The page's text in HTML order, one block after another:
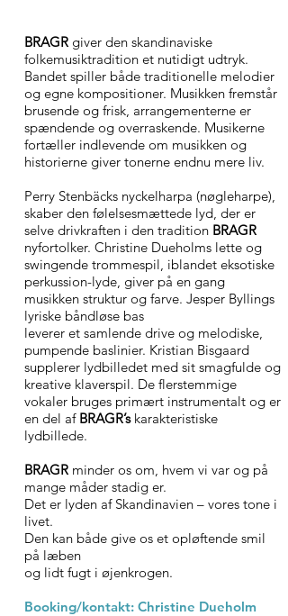
BRAGR giver den skandinaviske
folkemusiktradition et nutidigt udtryk.
Bandet spiller både traditionelle melodier
og egne kompositioner. Musikken fremstår
brusende og frisk, arrangementerne er
spændende og overraskende. Musikerne
fortæller indlevende om musikken og
historierne giver tonerne endnu mere liv.
Perry Stenbäcks nyckelharpa (nøgleharpe),
skaber den følelsesmættede lyd, der er
selve drivkraften i den tradition BRAGR
nyfortolker. Christine Dueholms lette og
swingende trommespil, iblandet eksotiske
perkussion-lyde, giver på en gang
musikken struktur og farve. Jesper Byllings
lyriske båndløse bas
leverer et samlende drive og melodiske,
pumpende baslinier. Kristian Bisgaard
supplerer lydbilledet med sit smagfulde og
kreative klaverspil. De flerstemmige
vokaler bruges primært instrumentalt og er
en del af BRAGR’skarakteristiske
lydbillede.
BRAGR minder os om, hvem vi var og på
mange måder stadig er.
Det er lyden af Skandinavien – vores tone i
livet.
Den kan både give os et opløftende smil
på læben
og lidt fugt i øjenkrogen.​​
Booking/kontakt: Christine Dueholm